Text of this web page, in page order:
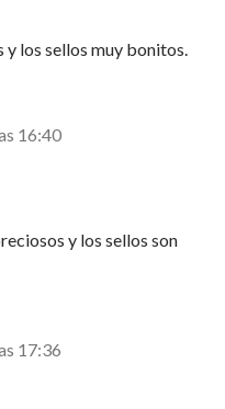
y los sellos muy bonitos.
16:40
y los sellos son
17:36